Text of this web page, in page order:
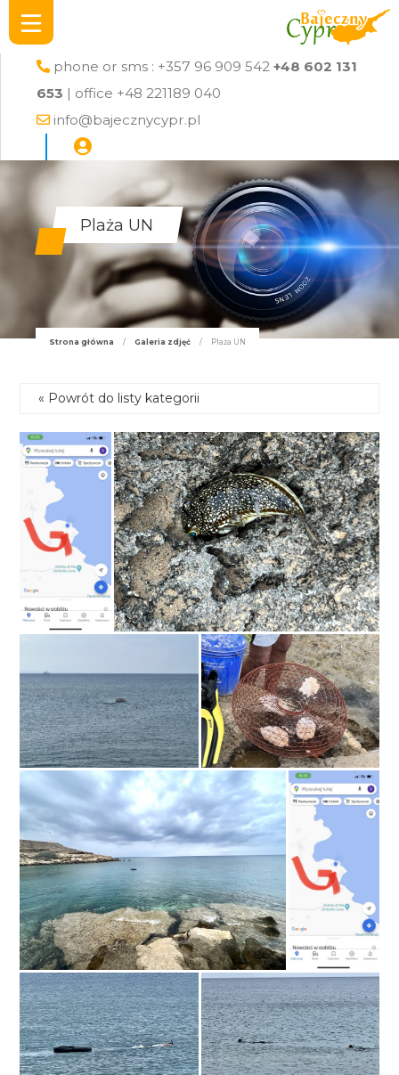
phone or sms : +357 96 909 542 +48 602 131
653 | office +48 221189 040
info@bajecznycypr.pl
Plaża UN
Strona główna / Galeria zdjęć / Plaża UN
« Powrót do listy kategorii